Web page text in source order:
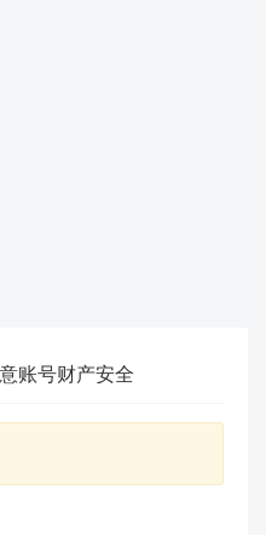
账号财产安全